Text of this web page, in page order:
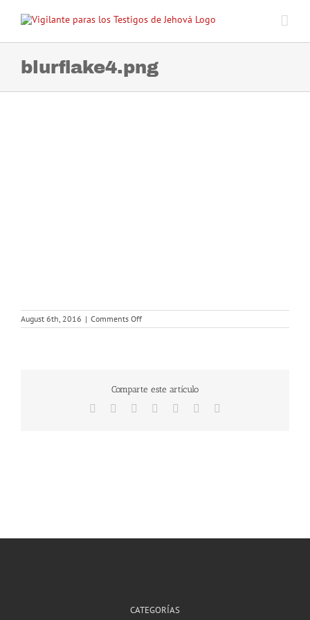
content
blurflake4.png
August 6th, 2016 | Comments Offon
blurflake4.png
Comparte este artículo
Facebook Reddit TumblrPinterest
CATEGORÍAS